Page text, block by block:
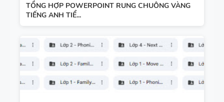
TỔNG HỢP POWERPOINT RUNG CHUÔNG VÀNG
TIẾNG ANH TIỂ...